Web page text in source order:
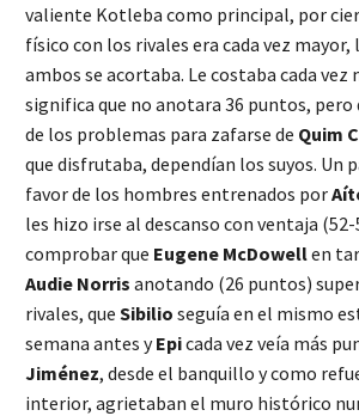
valiente Kotleba como principal, por
físico con los rivales era cada vez
ambos se acortaba. Le costaba cada vez
significa que no anotara 36 puntos, pero
de los problemas para zafarse de Quim
que disfrutaba, dependían los suyos. Un
favor de los hombres entrenados por
les hizo irse al descanso con ventaja
comprobar que Eugene McDowellen
Audie Norris anotando (26 puntos)
rivales, que Sibilio seguía en el mismo
semana antes yEpicada vez veía más
Jiménez, desde el banquillo y como
interior, agrietaban el muro histórico